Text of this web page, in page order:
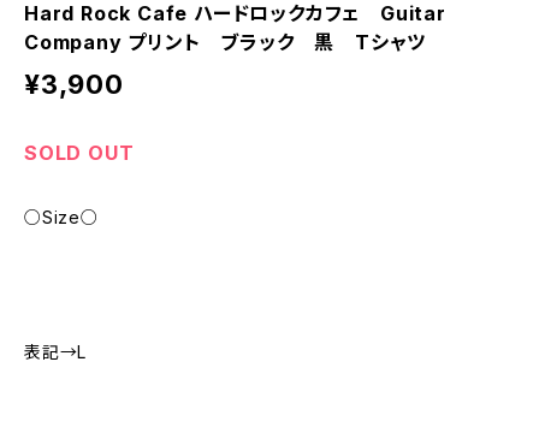
Hard Rock Cafe ハードロックカフェ Guitar
Company プリント ブラック 黒 Tシャツ
¥3,900
SOLD OUT
○Size○
表記→L